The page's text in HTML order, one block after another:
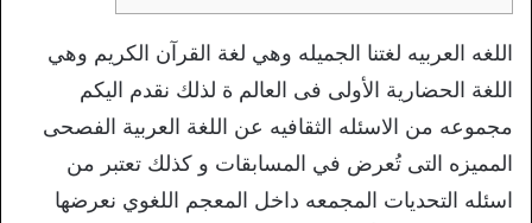
اللغه العربيه لغتنا الجميله وهي لغة القرآن الكريم وهي
اللغة الحضارية الأولى فى العالم ة لذلك نقدم اليكم
مجموعه من الاسئله الثقافيه عن اللغة العربية الفصحى
المميزه التى تُعرض في المسابقات و كذلك تعتبر من
اسئله التحديات المجمعه داخل المعجم اللغوي نعرضها